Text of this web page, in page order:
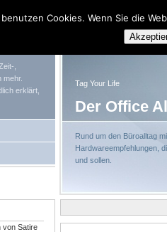
,
mehr.
erklärt,
Tag Your Life
Der Office
Rund um den Büroalltag
Hardwareempfehlungen,
und sollen.
von Satire
benutzen Cookies. Wenn Sie die